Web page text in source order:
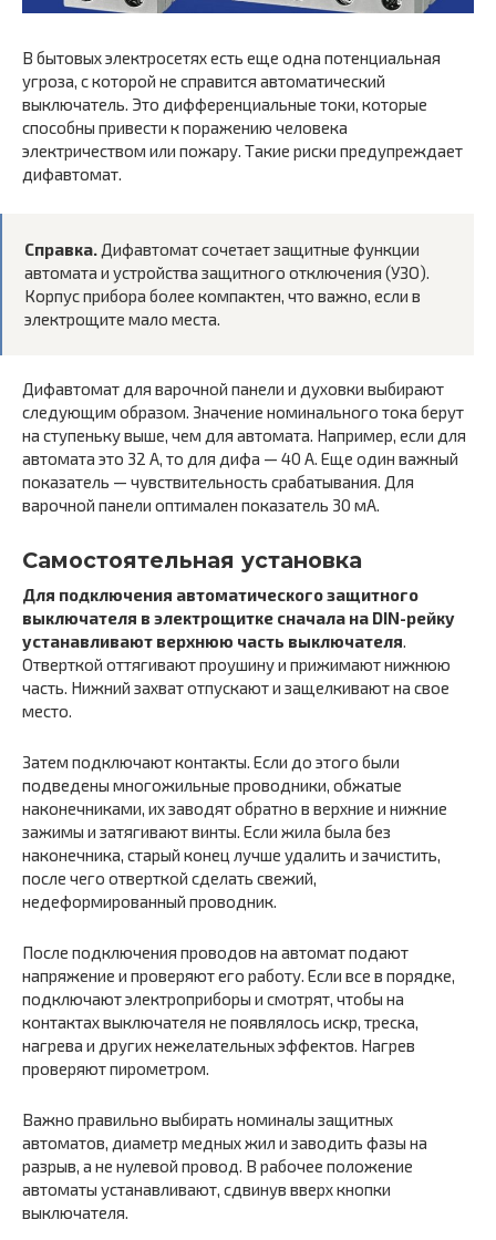
В бытовых электросетях есть еще одна потенциальная
угроза, с которой не справится автоматический
выключатель. Это дифференциальные токи, которые
способны привести к поражению человека
электричеством или пожару. Такие риски предупреждает
дифавтомат.
Справка. Дифавтомат сочетает защитные функции
автомата и устройства защитного отключения (УЗО).
Корпус прибора более компактен, что важно, если в
электрощите мало места.
Дифавтомат для варочной панели и духовки выбирают
следующим образом. Значение номинального тока берут
на ступеньку выше, чем для автомата. Например, если для
автомата это 32 А, то для дифа — 40 А. Еще один важный
показатель — чувствительность срабатывания. Для
варочной панели оптимален показатель 30 мА.
Самостоятельная установка
Для подключения автоматического защитного
выключателя в электрощитке сначала на DIN-рейку
устанавливают верхнюю часть выключателя.
Отверткой оттягивают проушину и прижимают нижнюю
часть. Нижний захват отпускают и защелкивают на свое
место.
Затем подключают контакты. Если до этого были
подведены многожильные проводники, обжатые
наконечниками, их заводят обратно в верхние и нижние
зажимы и затягивают винты. Если жила была без
наконечника, старый конец лучше удалить и зачистить,
после чего отверткой сделать свежий,
недеформированный проводник.
После подключения проводов на автомат подают
напряжение и проверяют его работу. Если все в порядке,
подключают электроприборы и смотрят, чтобы на
контактах выключателя не появлялось искр, треска,
нагрева и других нежелательных эффектов. Нагрев
проверяют пирометром.
Важно правильно выбирать номиналы защитных
автоматов, диаметр медных жил и заводить фазы на
разрыв, а не нулевой провод. В рабочее положение
автоматы устанавливают, сдвинув вверх кнопки
выключателя.